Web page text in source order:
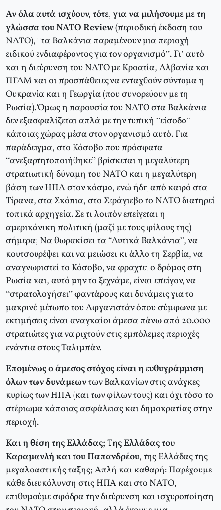
Αν όλα αυτά ισχύουν, τότε, για να μιλήσουμε με τη
γλώσσα του ΝΑΤΟ Review(περιοδική έκδοση του
ΝΑΤΟ), “τα Βαλκάνια παραμένουν μια περιοχή
ειδικού ενδιαφέροντος για τον οργανισμό”. Γι’ αυτό
και η διεύρυνση του ΝΑΤΟ με Κροατία, Αλβανία και
ΠΓΔΜ και οι προσπάθειες να ενταχθούν σύντομα η
Ουκρανία και η Γεωργία (που συνορεύουν με τη
Ρωσία). Όμως η παρουσία του ΝΑΤΟ στα Βαλκάνια
δεν εξασφαλίζεται απλά με την τυπική “είσοδο”
κάποιας χώρας μέσα στον οργανισμό αυτό. Για
παράδειγμα, στο Κόσοβο που πρόσφατα
“ανεξαρτητοποιήθηκε” βρίσκεται η μεγαλύτερη
στρατιωτική δύναμη του ΝΑΤΟ και η μεγαλύτερη
βάση των ΗΠΑ στον κόσμο, ενώ ήδη από καιρό στα
Τίρανα, στα Σκόπια, στο Σεράγιεβο το ΝΑΤΟ διατηρεί
τοπικά αρχηγεία. Σε τι λοιπόν επείγεται η
αμερικάνικη πολιτική (μαζί με τους φίλους της)
σήμερα; Να θωρακίσει τα “Δυτικά Βαλκάνια”, να
κουτσουρέψει και να μειώσει κι άλλο τη Σερβία, να
αναγνωριστεί το Κόσοβο, να φραχτεί ο δρόμος στη
Ρωσία και, αυτό μην το ξεχνάμε, είναι επείγον, να
“στρατολογήσει” φαντάρους και δυνάμεις για το
μακρινό μέτωπο του Αφγανιστάν όπου σύμφωνα με
εκτιμήσεις είναι αναγκαίοι άμεσα πάνω από 20.000
στρατιώτες για να ριχτούν στις εμπόλεμες περιοχές
ενάντια στους Ταλιμπάν.
Επομένως ο άμεσος στόχος είναι η ευθυγράμμιση
όλων των δυνάμεωντων Βαλκανίων στις ανάγκες
κυρίως των ΗΠΑ (και των φίλων τους) και όχι τόσο το
στέριωμα κάποιας ασφάλειας και δημοκρατίας στην
περιοχή.
Και η θέση της Ελλάδας; Της Ελλάδας του
Καραμανλή και του Παπανδρέου, της Ελλάδας της
μεγαλοαστικής τάξης; Απλή και καθαρή: Παρέχουμε
κάθε διευκόλυνση στις ΗΠΑ και στο ΝΑΤΟ,
επιθυμούμε σφόδρα την διεύρυνση και ισχυροποίηση